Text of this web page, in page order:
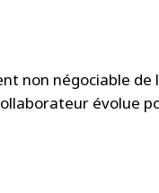
non négociable
évolue